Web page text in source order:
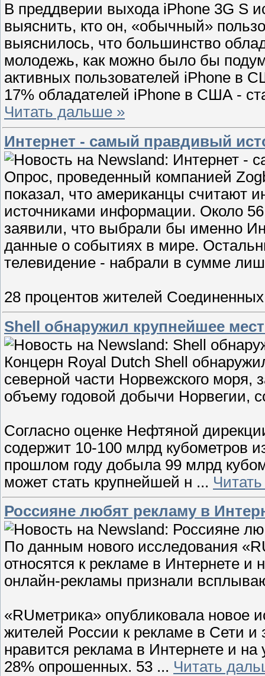
В преддверии выхода iPhone 3G S
выяснить, кто он, «обычный»
выяснилось, что большинство
молодежь, как можно было бы
активных пользователей iPhone в
17% обладателей iPhone в США -
Читать дальше »
Интернет - самый правдивый
Опрос, проведенный компанией
показал, что американцы считают
источниками информации. Около
заявили, что выбрали бы именно
данные о событиях в мире.
телевидение - набрали в сумме
28 процентов жителей
Shell обнаружил крупнейшее
Концерн Royal Dutch Shell
северной части Норвежского моря,
объему годовой добычи Норвегии,
Согласно оценке Нефтяной
содержит 10-100 млрд кубометров
прошлом году добыла 99 млрд
может стать крупнейшей н ...
Россияне любят рекламу в
По данным нового исследования
относятся к рекламе в Интернете
онлайн-рекламы признали
«RUметрика» опубликовала новое
жителей России к рекламе в Сети
нравится реклама в Интернете и
28% опрошенных. 53 ... Читать